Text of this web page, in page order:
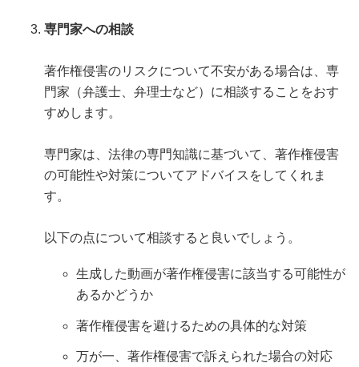
専門家への相談
著作権侵害のリスクについて不安がある場合は、専
門家（弁護士、弁理士など）に相談することをおす
すめします。
専門家は、法律の専門知識に基づいて、著作権侵害
の可能性や対策についてアドバイスをしてくれま
す。
以下の点について相談すると良いでしょう。
生成した動画が著作権侵害に該当する可能性が
あるかどうか
著作権侵害を避けるための具体的な対策
万が一、著作権侵害で訴えられた場合の対応